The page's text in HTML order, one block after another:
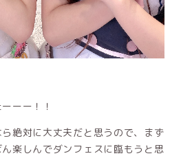
ーー！！
絶対に大丈夫だと思うので、まず
楽しんでダンフェスに臨もうと思